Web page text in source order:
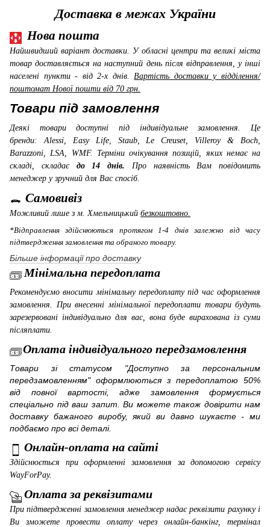
Доставка в межах України
Нова пошта
Найшвидший варіант доставки. У обласні центри та великі міста
товар доставляється на наступний день після відправлення, у інші
населені пункти - від 2-х днів. Вартість доставки у відділення/
поштомат Нової пошти від 70 грн.
Товари під замовлення
Деякі товари доступні під індивідуальне замовлення. Це
бренди: Alessi, Easy Life, Staub, Le Creuset, Villeroy & Boch,
Barazzoni, LSA, WMF. Терміни очікування позицій, яких немає на
складі, складає до 14 днів. Про наявність Вам повідомить
менеджер у зручний для Вас спосіб.
Самовивіз
Можливий лише з м. Хмельницький безкоштовно.
*Відправлення здійснюються протягом 1-4 днів залежно від часу
підтвердження замовлення та обраного товару.
Більше інформації про доставку
Мінімальна передоплата
Рекомендуємо вносити мінімальну передоплату під час оформлення
замовлення. При внесенні мінімальної передоплати товари будуть
зарезервовані індивідуально для вас, вона буде вирахована із суми
післяплати.
Оплата індивідуального передзамовлення
Товари зі статусом "Доступно за персональним
передзамовленням" оформлюються з передоплатою 50%
від повної вартості, адже замовлення формується
спеціально під ваш запит. Ви можете також довірити нам
доставку бажаного виробу, який ви давно шукаєте - ми
подбаємо про всі деталі.
Онлайн-оплата на сайті
Здійснюється при оформленні замовлення за допомогою сервісу
WayForPay.
Оплата за реквізитами
При підтвердженні замовлення менеджер надає реквізити рахунку і
Ви зможете провести оплату через онлайн-банкінг, термінал